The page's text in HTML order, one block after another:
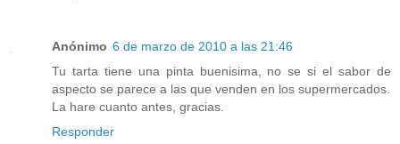
Anónimo 6 de marzo de 2010 a las 21:46
Tu tarta tiene una pinta buenisima, no se si el sabor de
aspecto se parece a las que venden en los supermercados.
La hare cuanto antes, gracias.
Responder